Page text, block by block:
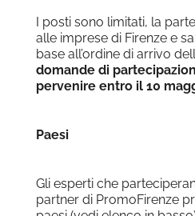
I posti sono limitati, la
alle imprese di Firenze e
base all’ordine di arrivo
domande di
pervenire entro il 10
Paesi
Gli esperti che
partner di PromoFirenze